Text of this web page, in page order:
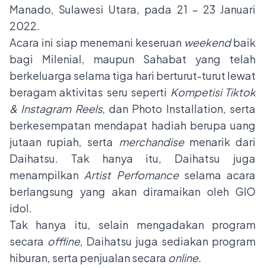
Manado, Sulawesi Utara, pada 21 – 23 Januari
2022.
Acara ini siap menemani keseruan weekendbaik
bagi Milenial, maupun Sahabat yang telah
berkeluarga selama tiga hari berturut-turut lewat
beragam aktivitas seru seperti Kompetisi Tiktok
& Instagram Reels, dan Photo Installation, serta
berkesempatan mendapat hadiah berupa uang
jutaan rupiah, serta merchandisemenarik dari
Daihatsu. Tak hanya itu, Daihatsu juga
menampilkan Artist Perfomance selama acara
berlangsung yang akan diramaikan oleh GIO
idol.
Tak hanya itu, selain mengadakan program
secara offline, Daihatsu juga sediakan program
hiburan, serta penjualan secara online.